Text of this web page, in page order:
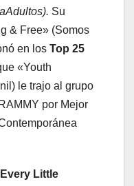
Su
& Free» (Somos
en los Top 25
«Youth
le trajo al grupo
por Mejor
Little